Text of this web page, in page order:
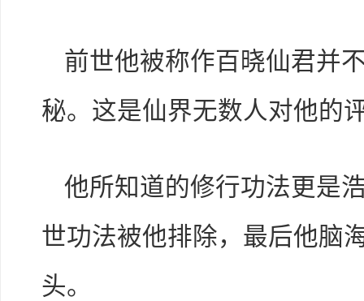
前世他被称作百晓仙君并
秘。这是仙界无数人对他的
他所知道的修行功法更是
世功法被他排除，最后他脑
头。